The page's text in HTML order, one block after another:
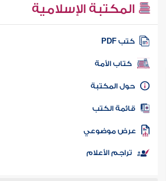
المكتبة الإسلامية
كتب PDF
كتاب الأمة
المكتبة
الكتب
موضوعي